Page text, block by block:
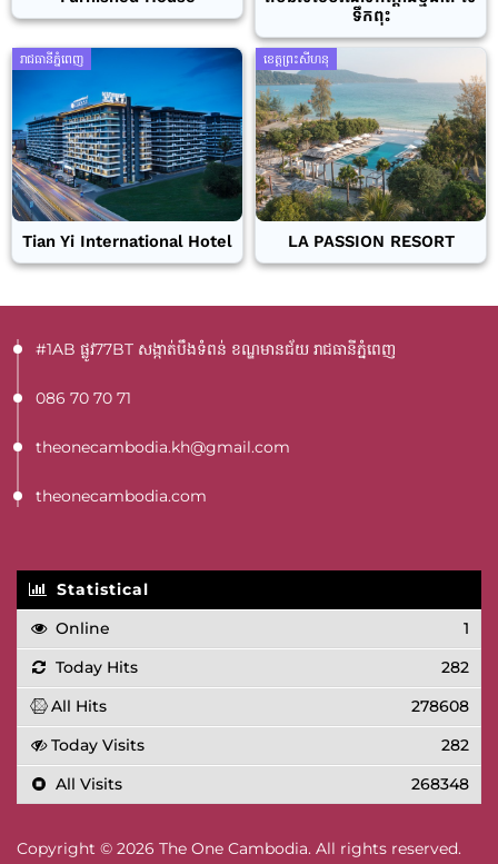
ទឹកពុះ
រាជធានីភ្នំពេញ
Tian Yi International Hotel
ខេត្តព្រះសីហនុ
LA PASSION RESORT
#1AB ផ្លូវ77BT​ សង្កាត់បឹងទំពន់ ខណ្ឌមានជ័យ រាជធានីភ្នំពេញ
086 70 70 71
theonecambodia.kh@gmail.com
theonecambodia.com
Statistical
Online
1
Today Hits
282
All Hits
278608
Today Visits
282
All Visits
268348
Copyright © 2026 The One Cambodia. All rights reserved.